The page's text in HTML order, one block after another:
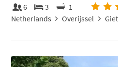
6 3
1
Netherlands
Overijssel